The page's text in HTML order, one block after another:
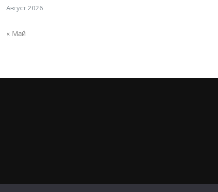
Август 2026
« Май